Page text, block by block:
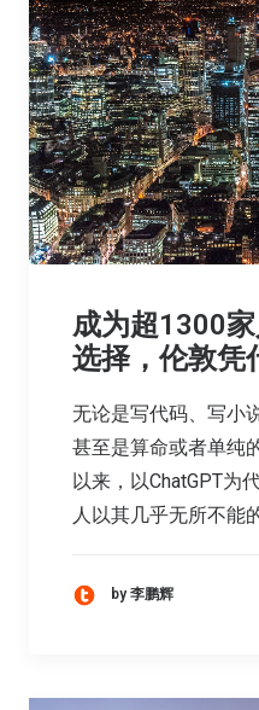
成为超1300
选择，伦敦凭
无论是写代码、写小
甚至是算命或者单纯
以来，以ChatGPT为
人以其几乎无所不能
by 李鹏辉